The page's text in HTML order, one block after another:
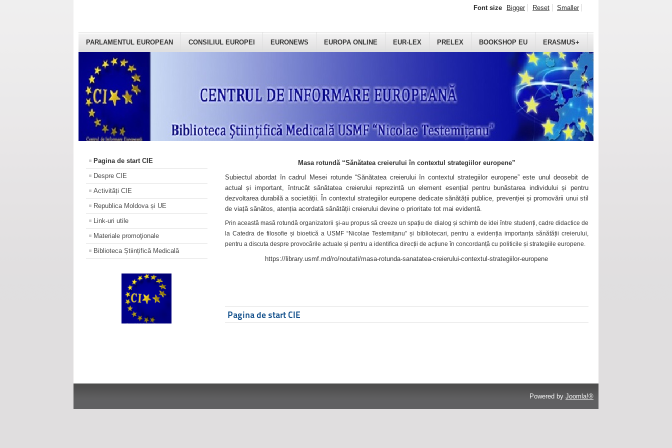
PARLAMENTUL EUROPEAN CONSILIUL EUROPEI EURONEWS EUROPA ONLINE EUR-LEX PRELEX BOOKSHOP EU ERASMUS+
Font size Bigger Reset Smaller
Pagina de start CIE
Despre CIE
Activități CIE
Republica Moldova și UE
Link-uri utile
Materiale promoţionale
Biblioteca Științifică Medicală
Masa rotundă “Sănătatea creierului în contextul strategiilor europene”
Subiectul abordat în cadrul Mesei rotunde “Sănătatea creierului în contextul strategiilor europene” este unul deosebit de
actual și important, întrucât sănătatea creierului reprezintă un element esențial pentru bunăstarea individului și pentru
dezvoltarea durabilă a societății. În contextul strategiilor europene dedicate sănătății publice, prevenției și promovării unui stil
de viață sănătos, atenția acordată sănătății creierului devine o prioritate tot mai evidentă.
Prin această masă rotundă organizatorii şi-au propus să creeze un spațiu de dialog și schimb de idei între studenți, cadre didactice de
la Catedra de filosofie și bioetică a USMF “Nicolae Testemițanu” și bibliotecari, pentru a evidenția importanța sănătății creierului,
pentru a discuta despre provocările actuale și pentru a identifica direcții de acțiune în concordanță cu politicile și strategiile europene.
https://library.usmf.md/ro/noutati/masa-rotunda-sanatatea-creierului-contextul-strategiilor-europene
Pagina de start CIE
Powered by Joomla!®